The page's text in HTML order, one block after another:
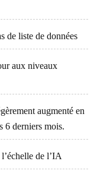
de liste de données
aux niveaux
augmenté en
6 derniers mois.
de l’IA